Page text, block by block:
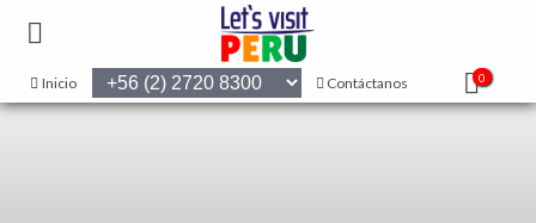
Inicio Contáctanos 0